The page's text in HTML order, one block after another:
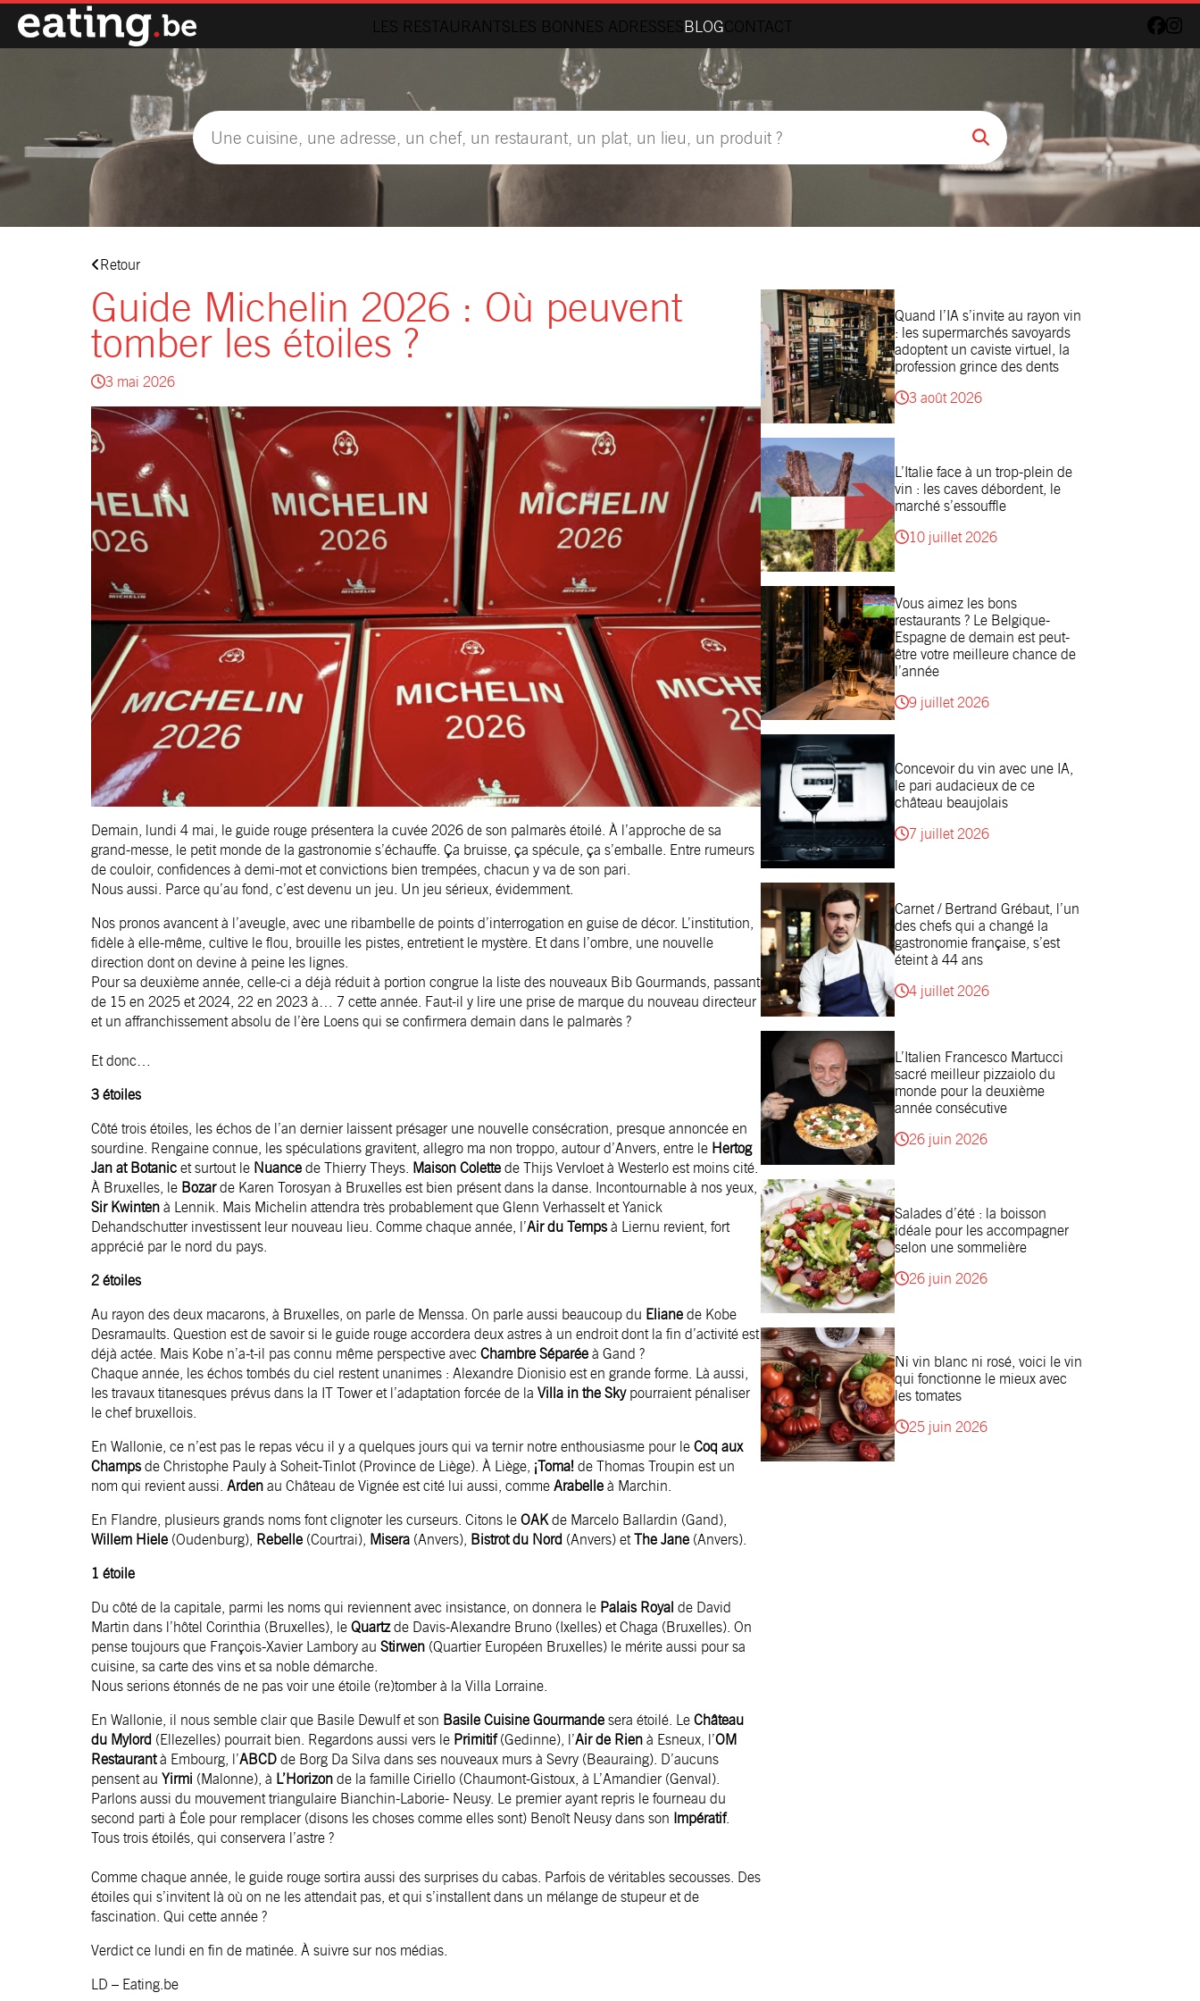
LES RESTAURANTSLES BONNES ADRESSESBLOGCONTACT
Retour
Guide Michelin 2026 : Où peuvent
tomber les étoiles ?
3 mai 2026
Demain, lundi 4 mai, le guide rouge présentera la cuvée 2026 de son palmarès étoilé. À l’approche de sa
grand-messe, le petit monde de la gastronomie s’échauffe. Ça bruisse, ça spécule, ça s’emballe. Entre rumeurs
de couloir, confidences à demi-mot et convictions bien trempées, chacun y va de son pari.
Nous aussi. Parce qu’au fond, c’est devenu un jeu. Un jeu sérieux, évidemment.
Nos pronos avancent à l’aveugle, avec une ribambelle de points d’interrogation en guise de décor. L’institution,
fidèle à elle-même, cultive le flou, brouille les pistes, entretient le mystère. Et dans l’ombre, une nouvelle
direction dont on devine à peine les lignes.
Pour sa deuxième année, celle-ci a déjà réduit à portion congrue la liste des nouveaux Bib Gourmands, passant
de 15 en 2025 et 2024, 22 en 2023 à… 7 cette année. Faut-il y lire une prise de marque du nouveau directeur
et un affranchissement absolu de l’ère Loens qui se confirmera demain dans le palmarès ?
Et donc…
3 étoiles
Côté trois étoiles, les échos de l’an dernier laissent présager une nouvelle consécration, presque annoncée en
sourdine. Rengaine connue, les spéculations gravitent, allegro ma non troppo, autour d’Anvers, entre le Hertog
Jan at Botanic et surtout le Nuance de Thierry Theys. Maison Colette de Thijs Vervloet à Westerlo est moins cité.
À Bruxelles, le Bozarde Karen Torosyan à Bruxelles est bien présent dans la danse. Incontournable à nos yeux,
Sir Kwinten à Lennik. Mais Michelin attendra très probablement que Glenn Verhasselt et Yanick
Dehandschutter investissent leur nouveau lieu. Comme chaque année, l’Air du Temps à Liernu revient, fort
apprécié par le nord du pays.
2 étoiles
Au rayon des deux macarons, à Bruxelles, on parle de Menssa. On parle aussi beaucoup du Eliane de Kobe
Desramaults. Question est de savoir si le guide rouge accordera deux astres à un endroit dont la fin d’activité est
déjà actée. Mais Kobe n’a-t-il pas connu même perspective avec Chambre Séparée à Gand ?
Chaque année, les échos tombés du ciel restent unanimes : Alexandre Dionisio est en grande forme. Là aussi,
les travaux titanesques prévus dans la IT Tower et l’adaptation forcée de la Villa in the Skypourraient pénaliser
le chef bruxellois.
En Wallonie, ce n’est pas le repas vécu il y a quelques jours qui va ternir notre enthousiasme pour le Coq aux
Champs de Christophe Pauly à Soheit-Tinlot (Province de Liège). À Liège, ¡Toma! de Thomas Troupin est un
nom qui revient aussi. Arden au Château de Vignée est cité lui aussi, comme Arabelle à Marchin.
En Flandre, plusieurs grands noms font clignoter les curseurs. Citons le OAKde Marcelo Ballardin (Gand),
Willem Hiele (Oudenburg), Rebelle (Courtrai), Misera (Anvers), Bistrot du Nord (Anvers) etThe Jane (Anvers).
1 étoile
Du côté de la capitale, parmi les noms qui reviennent avec insistance, on donnera le Palais Royal de David
Martin dans l’hôtel Corinthia (Bruxelles), le Quartzde Davis-Alexandre Bruno (Ixelles) et Chaga (Bruxelles). On
pense toujours que François-Xavier Lambory au Stirwen (Quartier Européen Bruxelles) le mérite aussi pour sa
cuisine, sa carte des vins et sa noble démarche.
Nous serions étonnés de ne pas voir une étoile (re)tomber à la Villa Lorraine.
En Wallonie, il nous semble clair que Basile Dewulf et son Basile Cuisine Gourmande sera étoilé. Le Château
du Mylord (Ellezelles) pourrait bien. Regardons aussi vers le Primitif(Gedinne), l’Air de Rien à Esneux, l’OM
Restaurantà Embourg, l’ABCD de Borg Da Silva dans ses nouveaux murs à Sevry (Beauraing). D’aucuns
pensent au Yirmi (Malonne), à L’Horizon de la famille Ciriello (Chaumont-Gistoux, à L’Amandier (Genval).
Parlons aussi du mouvement triangulaire Bianchin-Laborie- Neusy. Le premier ayant repris le fourneau du
second parti à Éole pour remplacer (disons les choses comme elles sont) Benoît Neusy dans son Impératif.
Tous trois étoilés, qui conservera l’astre ?
Comme chaque année, le guide rouge sortira aussi des surprises du cabas. Parfois de véritables secousses. Des
étoiles qui s’invitent là où on ne les attendait pas, et qui s’installent dans un mélange de stupeur et de
fascination. Qui cette année ?
Verdict ce lundi en fin de matinée. À suivre sur nos médias.
LD – Eating.be
Quand l’IA s’invite au rayon vin
: les supermarchés savoyards
adoptent un caviste virtuel, la
profession grince des dents
3 août 2026
L’Italie face à un trop-plein de
vin : les caves débordent, le
marché s’essouffle
10 juillet 2026
Vous aimez les bons
restaurants ? Le Belgique-
Espagne de demain est peut-
être votre meilleure chance de
l’année
9 juillet 2026
Concevoir du vin avec une IA,
le pari audacieux de ce
château beaujolais
7 juillet 2026
Carnet / Bertrand Grébaut, l’un
des chefs qui a changé la
gastronomie française, s’est
éteint à 44 ans
4 juillet 2026
L’Italien Francesco Martucci
sacré meilleur pizzaiolo du
monde pour la deuxième
année consécutive
26 juin 2026
Salades d’été : la boisson
idéale pour les accompagner
selon une sommelière
26 juin 2026
Ni vin blanc ni rosé, voici le vin
qui fonctionne le mieux avec
les tomates
25 juin 2026